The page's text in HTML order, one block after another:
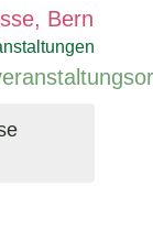
Bern